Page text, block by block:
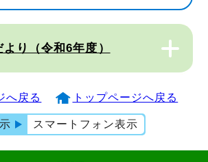
り（令和6年度）
へ戻る トップページへ戻る
スマートフォン表示